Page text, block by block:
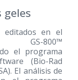
geles
editados en el
800™
el programa
(Bio-Rad
El análisis de